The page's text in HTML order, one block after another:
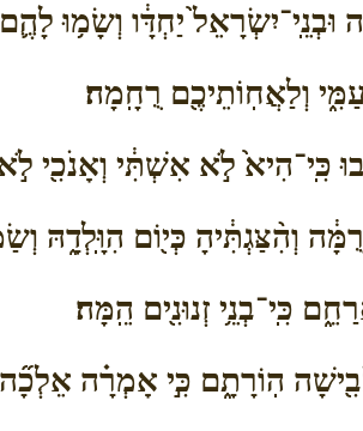
וּבְנֵֽי־יִשְׂרָאֵל֙ יַחְדָּ֔ו וְשָׂמ֥וּ
וְלַאֲחֽוֹתֵיכֶ֖ם רֻחָֽמָה׃
כִּֽי־הִיא֙ לֹ֣א אִשְׁתִּ֔י וְאָנֹכִ֖י
וְהִ֨צַּגְתִּ֔יהָ כְּי֖וֹם הִוָּֽלְדָ֑הּ
כִּֽי־בְנֵ֥י זְנוּנִ֖ים הֵֽמָּה׃
הֽוֹרָתָ֑ם כִּ֣י אָמְרָ֗ה אֵלְכָ֞ה